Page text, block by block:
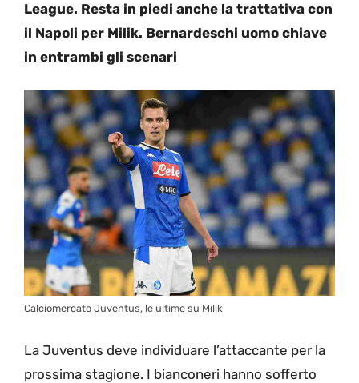
League. Resta in piedi anche la trattativa con
il Napoli per Milik. Bernardeschi uomo chiave
in entrambi gli scenari
Calciomercato Juventus, le ultime su Milik
La Juventus deve individuare l’attaccante per la
prossima stagione. I bianconeri hanno sofferto